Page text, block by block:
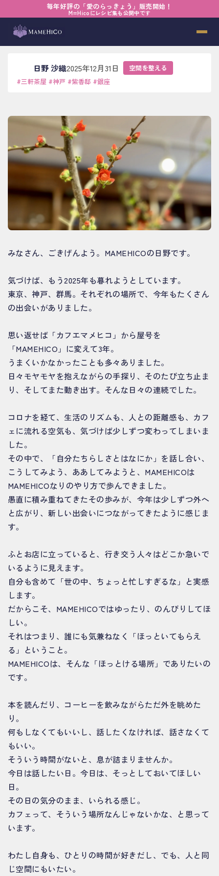
毎年好評の「愛のらっきょう」販売開始！
M=Hicoにレシピ集も公開中です
› 空間を整える › そっと、息をつく
そっと、息をつく
日野 沙織2025年12月31日
空間を整える
#三軒茶屋 #神戸 #紫香邸 #銀座
みなさん、ごきげんよう。MAMEHICOの日野です。
気づけば、もう2025年も暮れようとしています。
東京、神戸、群馬。それぞれの場所で、今年もたくさん
の出会いがありました。
思い返せば「カフエマメヒコ」から屋号を
「MAMEHICO」に変えて3年。
うまくいかなかったことも多々ありました。
日々モヤモヤを抱えながらの手探り、そのたび立ち止ま
り、そしてまた動き出す。そんな日々の連続でした。
コロナを経て、生活のリズムも、人との距離感も、カフ
ェに流れる空気も、気づけば少しずつ変わってしまいま
した。
その中で、「自分たちらしさとはなにか」を話し合い、
こうしてみよう、ああしてみようと、MAMEHICOは
MAMEHICOなりのやり方で歩んできました。
愚直に積み重ねてきたその歩みが、今年は少しずつ外へ
と広がり、新しい出会いにつながってきたように感じま
す。
ふとお店に立っていると、行き交う人々はどこか急いで
いるように見えます。
自分も含めて「世の中、ちょっと忙しすぎるな」と実感
します。
だからこそ、MAMEHICOではゆったり、のんびりしてほ
しい。
それはつまり、誰にも気兼ねなく「ほっといてもらえ
る」ということ。
MAMEHICOは、そんな「ほっとける場所」でありたいの
です。
本を読んだり、コーヒーを飲みながらただ外を眺めた
り。
何もしなくてもいいし、話したくなければ、話さなくて
もいい。
そういう時間がないと、息が詰まりませんか。
今日は話したい日。今日は、そっとしておいてほしい
日。
その日の気分のまま、いられる感じ。
カフェって、そういう場所なんじゃないかな、と思って
います。
わたし自身も、ひとりの時間が好きだし、でも、人と同
じ空間にもいたい。